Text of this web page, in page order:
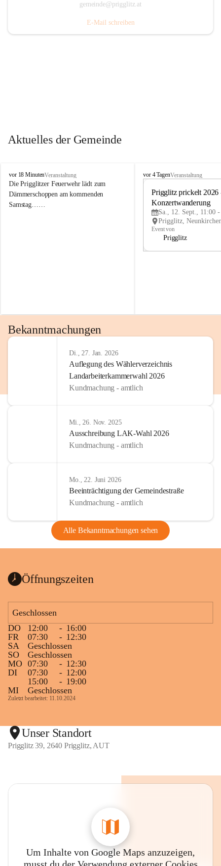
gemeinde@prigglitz.at
E-Mail schreiben
Aktuelles der Gemeinde
P
r
i
g
vor 18 MinutenVeranstaltung
Die Prigglitzer Feuerwehr lädt zum
Dämmerschoppen am kommenden
Samstag……
P
vor 4 TagenVeranstaltung
Prigglitz prickelt 2026
Konzertwanderung
Sa., 12. Sept., 11:00
Event von
Prigglitz
Bekanntmachungen
Di., 27. Jan. 2026
Auflegung des Wählerverzeichnis
Landarbeiterkammerwahl 2026
Kundmachung - amtlich
Mi., 26. Nov. 2025
Ausschreibung LAK-Wahl 2026
Kundmachung - amtlich
Mo., 22. Juni 2026
Beeinträchtigung der Gemeindestraße
Kundmachung - amtlich
Alle Bekanntmachungen sehen
Öffnungszeiten
Geschlossen
DO
12:00 - 16:00
FR
07:30 - 12:30
SA
Geschlossen
SO
Geschlossen
MO 07:30 - 12:30
DI
07:30 - 12:00
15:00
- 19:00
MI
Geschlossen
Zuletzt bearbeitet: 11.10.2024
Unser Standort
Prigglitz 39, 2640 Prigglitz, AUT
Um Inhalte von Google Maps anzuzeigen,